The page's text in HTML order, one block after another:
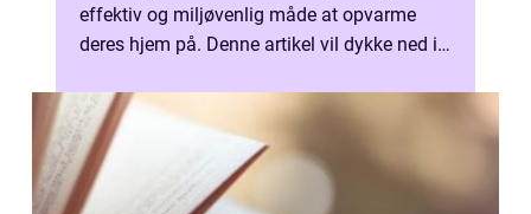
effektiv og miljøvenlig måde at opvarme
deres hjem på. Denne artikel vil dykke ned i,